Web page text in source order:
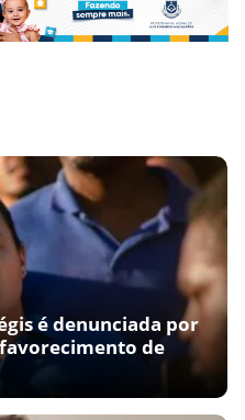
é denunciada por
de